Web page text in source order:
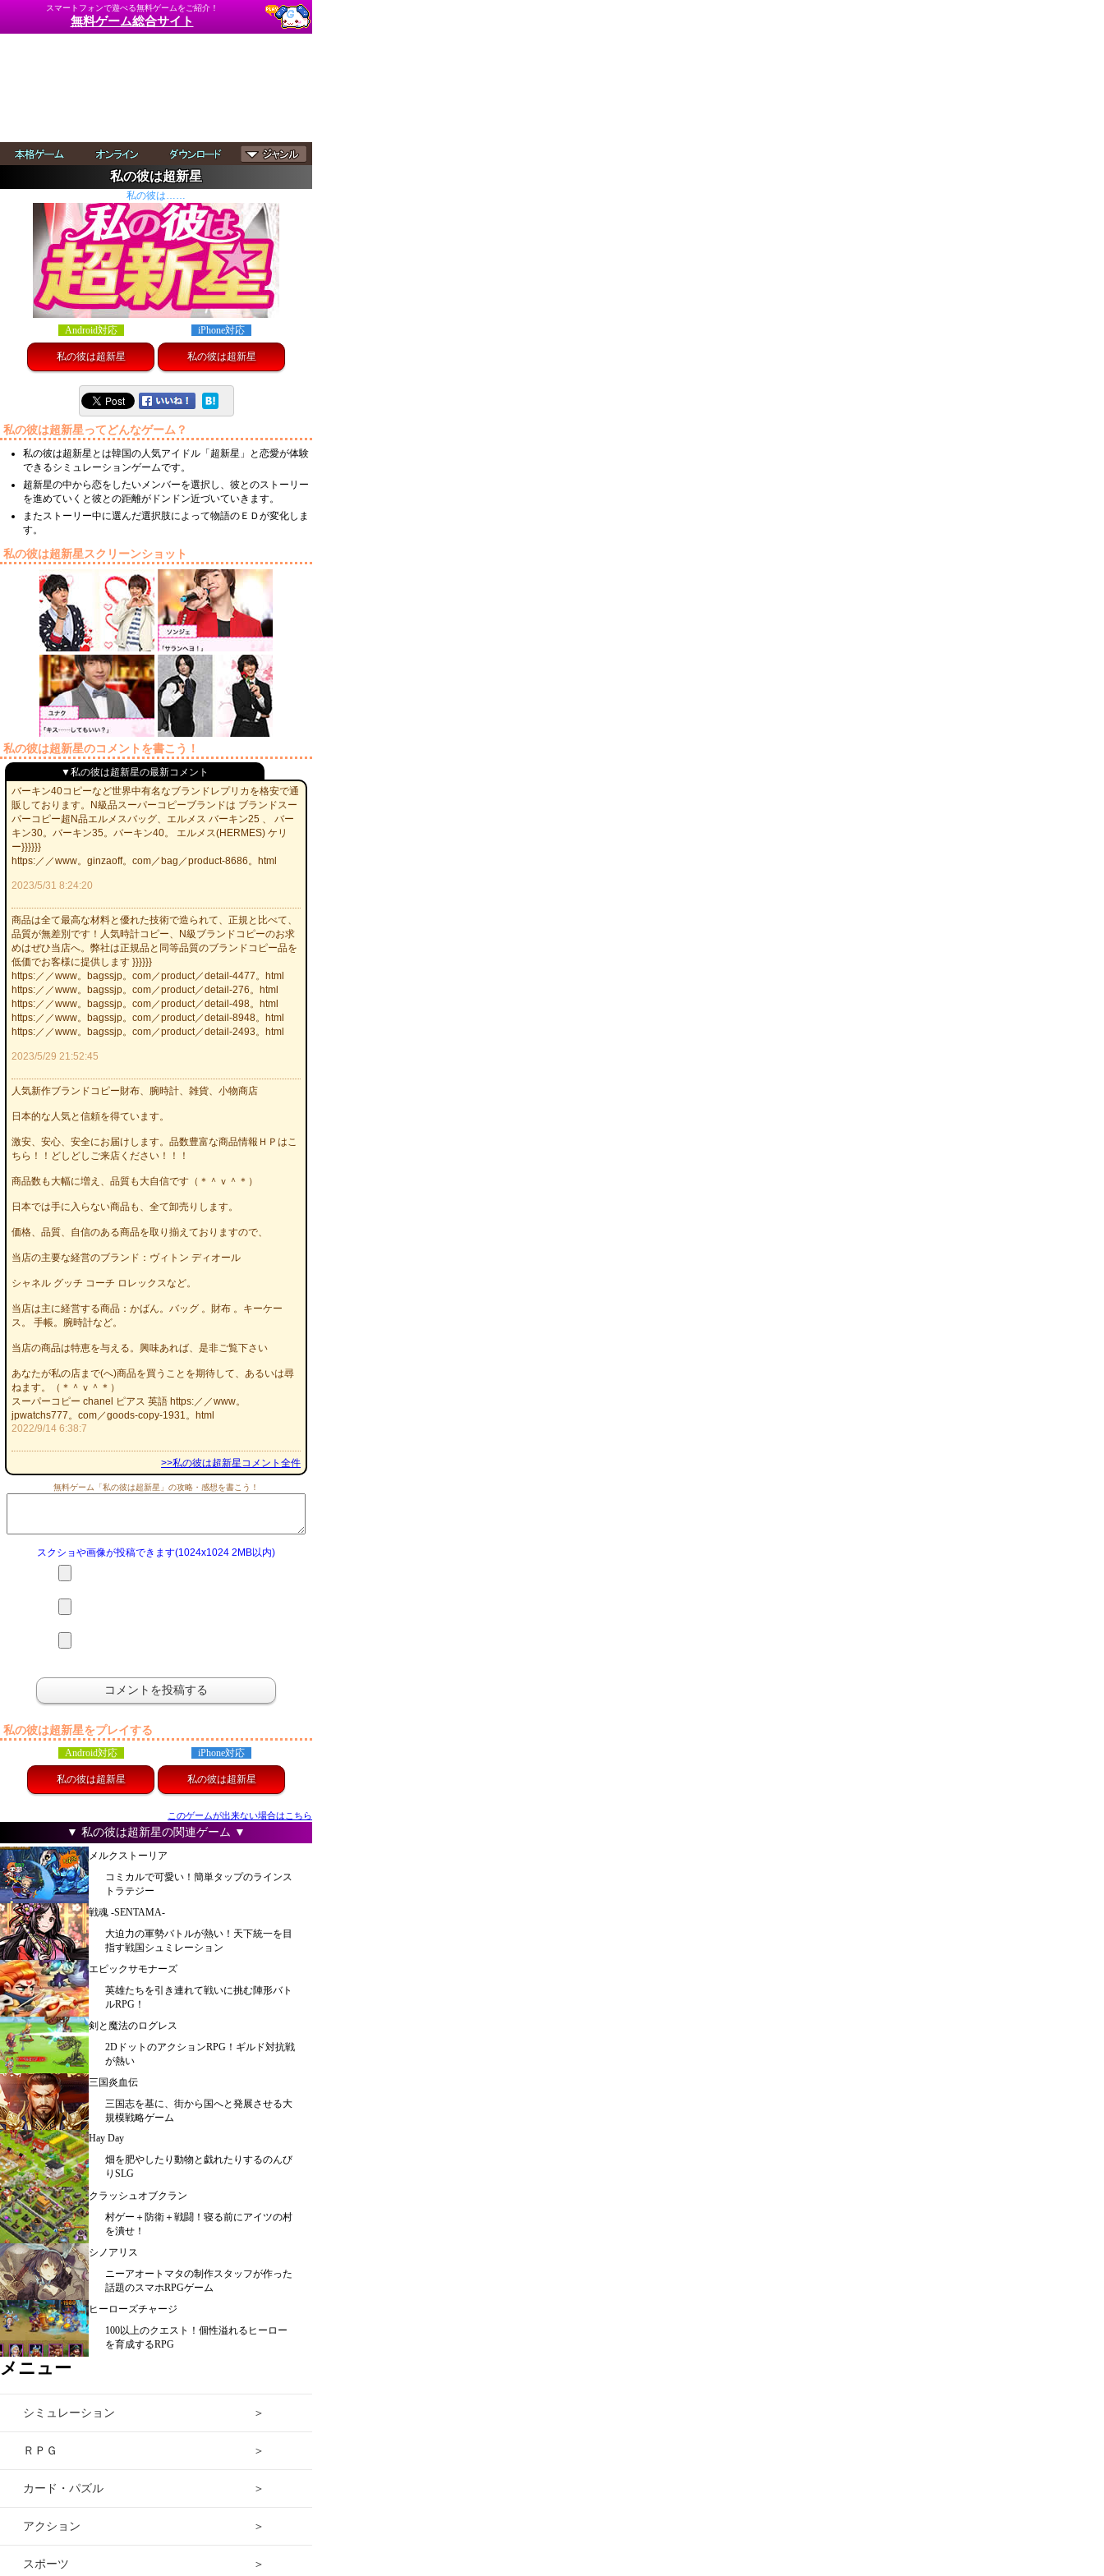
スマートフォンで遊べる無料ゲームをご紹介！
無料ゲーム総合サイト
私の彼は超新星
私の彼は……
Android対応
私の彼は超新星
iPhone対応
私の彼は超新星
私の彼は超新星ってどんなゲーム？
私の彼は超新星とは韓国の人気アイドル「超新星」と恋愛が体験
できるシミュレーションゲームです。
超新星の中から恋をしたいメンバーを選択し、彼とのストーリー
を進めていくと彼との距離がドンドン近づいていきます。
またストーリー中に選んだ選択肢によって物語のＥＤが変化しま
す。
私の彼は超新星スクリーンショット
私の彼は超新星のコメントを書こう！
▼私の彼は超新星の最新コメント
バーキン40コピーなど世界中有名なブランドレプリカを格安で通
販しております。N級品スーパーコピーブランドは ブランドスー
パーコピー超N品エルメスバッグ、エルメス バーキン25 、 バー
キン30。バーキン35。バーキン40。 エルメス(HERMES) ケリ
ー}}}}}}
https:／／www。ginzaoff。com／bag／product-8686。html
2023/5/31 8:24:20
商品は全て最高な材料と優れた技術で造られて、正規と比べて、
品質が無差別です！人気時計コピー、N級ブランドコピーのお求
めはぜひ当店へ。弊社は正規品と同等品質のブランドコピー品を
低価でお客様に提供します }}}}}}
https:／／www。bagssjp。com／product／detail-4477。html
https:／／www。bagssjp。com／product／detail-276。html
https:／／www。bagssjp。com／product／detail-498。html
https:／／www。bagssjp。com／product／detail-8948。html
https:／／www。bagssjp。com／product／detail-2493。html
2023/5/29 21:52:45
人気新作ブランドコピー財布、腕時計、雑貨、小物商店
日本的な人気と信頼を得ています。
激安、安心、安全にお届けします。品数豊富な商品情報ＨＰはこ
ちら！！どしどしご来店ください！！！
商品数も大幅に増え、品質も大自信です（＊＾ｖ＾＊）
日本では手に入らない商品も、全て卸売りします。
価格、品質、自信のある商品を取り揃えておりますので、
当店の主要な経営のブランド：ヴィトン ディオール
シャネル グッチ コーチ ロレックスなど。
当店は主に経営する商品：かばん。バッグ 。財布 。キーケー
ス。 手帳。腕時計など。
当店の商品は特恵を与える。興味あれば、是非ご覧下さい
あなたが私の店まで(へ)商品を買うことを期待して、あるいは尋
ねます。（＊＾ｖ＾＊）
スーパーコピー chanel ピアス 英語 https:／／www。
jpwatchs777。com／goods-copy-1931。html
2022/9/14 6:38:7
>>私の彼は超新星コメント全件
無料ゲーム「私の彼は超新星」の攻略・感想を書こう！
スクショや画像が投稿できます(1024x1024 2MB以内)
私の彼は超新星をプレイする
Android対応
私の彼は超新星
iPhone対応
私の彼は超新星
このゲームが出来ない場合はこちら
▼ 私の彼は超新星の関連ゲーム ▼
メルクストーリア
コミカルで可愛い！簡単タップのラインス
トラテジー
戦魂 -SENTAMA-
大迫力の軍勢バトルが熱い！天下統一を目
指す戦国シュミレーション
エピックサモナーズ
英雄たちを引き連れて戦いに挑む陣形バト
ルRPG！
剣と魔法のログレス
2DドットのアクションRPG！ギルド対抗戦
が熱い
三国炎血伝
三国志を基に、街から国へと発展させる大
規模戦略ゲーム
Hay Day
畑を肥やしたり動物と戯れたりするのんび
りSLG
クラッシュオブクラン
村ゲー＋防衛＋戦闘！寝る前にアイツの村
を潰せ！
シノアリス
ニーアオートマタの制作スタッフが作った
話題のスマホRPGゲーム
ヒーローズチャージ
100以上のクエスト！個性溢れるヒーロー
を育成するRPG
メニュー
シミュレーション ＞
ＲＰＧ ＞
カード・パズル ＞
アクション ＞
スポーツ ＞